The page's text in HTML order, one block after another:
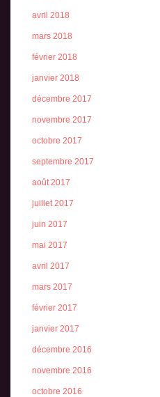
avril 2018
mars 2018
février 2018
janvier 2018
décembre 2017
novembre 2017
octobre 2017
septembre 2017
août 2017
juillet 2017
juin 2017
mai 2017
avril 2017
mars 2017
février 2017
janvier 2017
décembre 2016
novembre 2016
octobre 2016